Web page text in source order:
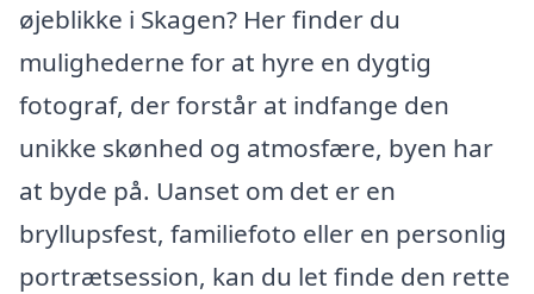
øjeblikke i Skagen? Her finder du
mulighederne for at hyre en dygtig
fotograf, der forstår at indfange den
unikke skønhed og atmosfære, byen har
at byde på. Uanset om det er en
bryllupsfest, familiefoto eller en personlig
portrætsession, kan du let finde den rette